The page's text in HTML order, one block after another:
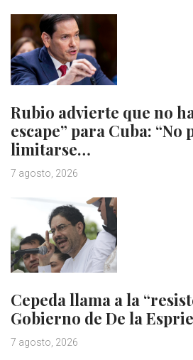
Rubio advierte que no
escape” para Cuba: “No
limitarse…
7 agosto, 2026
Cepeda llama a la
Gobierno de De la
7 agosto, 2026